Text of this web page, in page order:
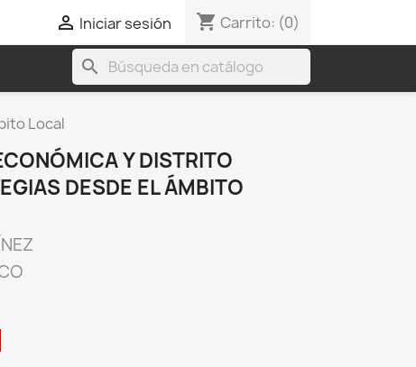
 Iniciar sesión shopping_cart Carrito: (0)
search
Local
Y DISTRITO
DESDE EL ÁMBITO